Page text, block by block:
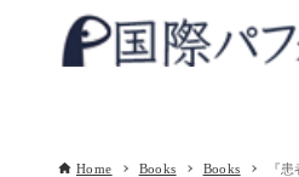
Home Books Books 『